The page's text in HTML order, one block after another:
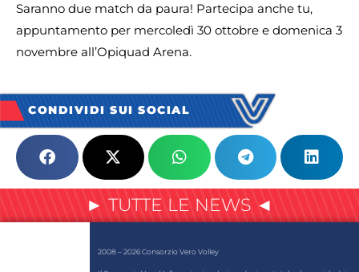
Saranno due match da paura! Partecipa anche tu,
appuntamento per mercoledì 30 ottobre e domenica 3
novembre all’Opiquad Arena.
CONDIVIDI SUI SOCIAL
► TUTTE LE NEWS ◄
2008 – 2026 Consorzio Vero Volley